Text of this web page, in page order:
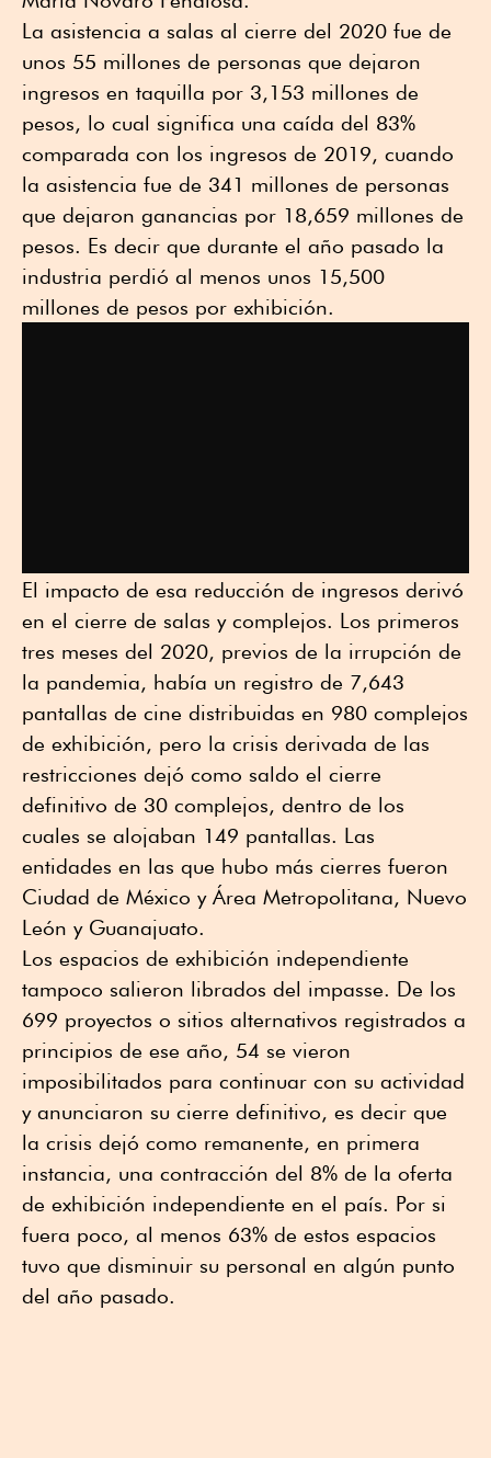
La asistencia a salas al cierre del 2020 fue de
unos 55 millones de personas que dejaron
ingresos en taquilla por 3,153 millones de
pesos, lo cual significa una caída del 83%
comparada con los ingresos de 2019, cuando
la asistencia fue de 341 millones de personas
que dejaron ganancias por 18,659 millones de
pesos. Es decir que durante el año pasado la
industria perdió al menos unos 15,500
millones de pesos por exhibición.
El impacto de esa reducción de ingresos derivó
en el cierre de salas y complejos. Los primeros
tres meses del 2020, previos de la irrupción de
la pandemia, había un registro de 7,643
pantallas de cine distribuidas en 980 complejos
de exhibición, pero la crisis derivada de las
restricciones dejó como saldo el cierre
definitivo de 30 complejos, dentro de los
cuales se alojaban 149 pantallas. Las
entidades en las que hubo más cierres fueron
Ciudad de México y Área Metropolitana, Nuevo
León y Guanajuato.
Los espacios de exhibición independiente
tampoco salieron librados del impasse. De los
699 proyectos o sitios alternativos registrados a
principios de ese año, 54 se vieron
imposibilitados para continuar con su actividad
y anunciaron su cierre definitivo, es decir que
la crisis dejó como remanente, en primera
instancia, una contracción del 8% de la oferta
de exhibición independiente en el país. Por si
fuera poco, al menos 63% de estos espacios
tuvo que disminuir su personal en algún punto
del año pasado.